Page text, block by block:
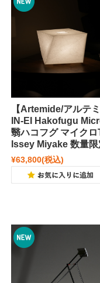
【Artemide/アルテミ
IN-EI Hakofugu
翳ハコフグ マイクロ
Issey Miyake 数量限
¥63,800(税込)